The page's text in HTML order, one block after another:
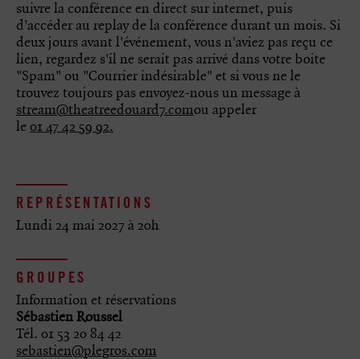
suivre la conférence en direct sur internet, puis
d'accéder au replay de la conférence durant un mois. Si
deux jours avant l'événement, vous n'aviez pas reçu ce
lien, regardez s'il ne serait pas arrivé dans votre boite
"Spam" ou "Courrier indésirable" et si vous ne le
trouvez toujours pas envoyez‑nous un message à
stream@theatreedouard7.comou appeler
le 01 47 42 59 92.
REPRÉSENTATIONS
Lundi 24 mai 2027 à 20h
GROUPES
Information et réservations
Sébastien Roussel
Tél. 01 53 20 84 42
sebastien@plegros.com